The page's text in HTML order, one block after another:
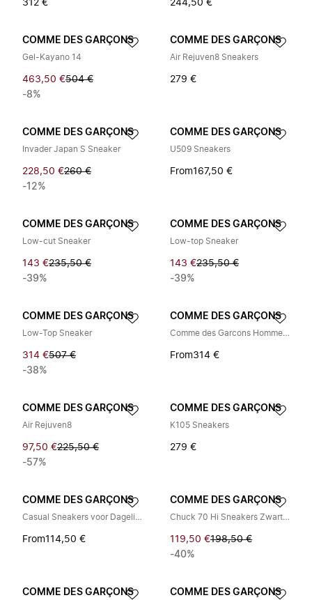
312 € 244,50 €
COMME DES GARÇONS
Gel-Kayano 14
463,50 €504 €
-8%
COMME DES GARÇONS
Air Rejuven8 Sneakers
279 €
COMME DES GARÇONS
Invader Japan S Sneaker
228,50 €260 €
-12%
COMME DES GARÇONS
U509 Sneakers
From167,50 €
COMME DES GARÇONS
Low-cut Sneaker
143 €235,50 €
-39%
COMME DES GARÇONS
Low-top Sneaker
143 €235,50 €
-39%
COMME DES GARÇONS
Low-Top Sneaker
314 €507 €
-38%
COMME DES GARÇONS
Comme des Garcons Homme Plus X Mizuno
From314 €
COMME DES GARÇONS
Air Rejuven8
97,50 €225,50 €
-57%
COMME DES GARÇONS
K105 Sneakers
279 €
COMME DES GARÇONS
Casual Sneakers voor Dagelijks Gebruik
From114,50 €
COMME DES GARÇONS
Chuck 70 Hi Sneakers Zwart/Rood/Egret
119,50 €198,50 €
-40%
COMME DES GARÇONS COMME DES GARÇONS